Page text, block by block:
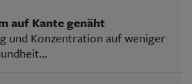
auf Kante genäht
und Konzentration auf weniger